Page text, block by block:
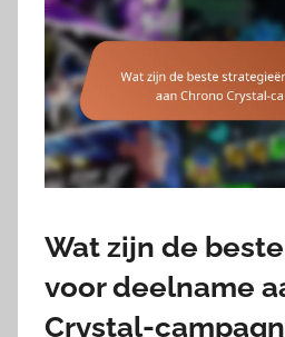
Wat zijn de
voor deelname
Crystal-